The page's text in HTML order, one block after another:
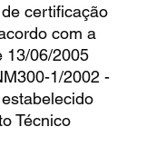
certificação
com a
13/06/2005
1/2002 -
Técnico